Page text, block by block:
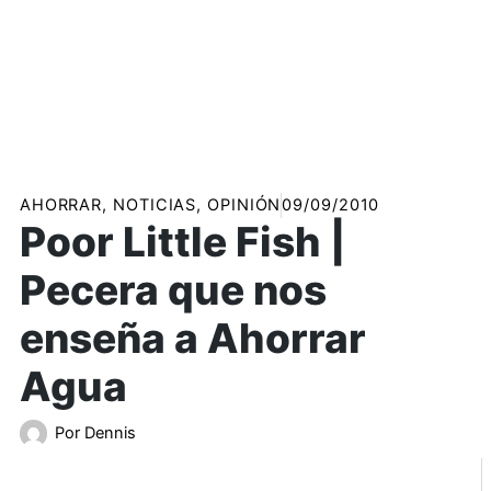
AHORRAR, NOTICIAS,OPINIÓN09/09/2010
Poor Little Fish |
Pecera que nos
enseña a Ahorrar
Agua
Por Dennis